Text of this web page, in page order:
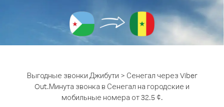
Выгодные звонки Джибути > Сенегал через Viber
Out.Минута звонка в Сенегал на городские и
мобильные номера от 32.5 ¢.